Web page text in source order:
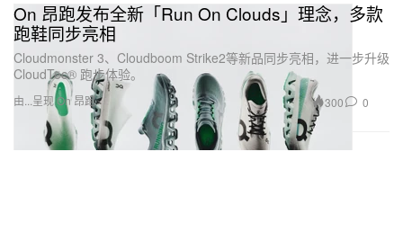
On 昂跑发布全新「Run On Clouds」理念，多款
跑鞋同步亮相
Cloudmonster 3、Cloudboom Strike2等新品同步亮相，进一步升级
CloudTec® 跑步体验。
由...呈现 On 昂跑 300 0